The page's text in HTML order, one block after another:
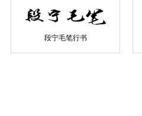
段宁毛笔行书